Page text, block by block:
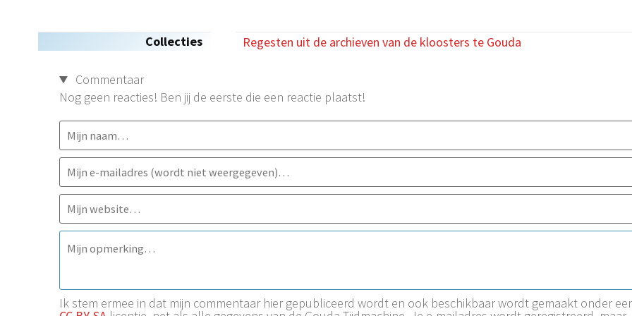
Collecties Regesten uit de archieven van de kloosters te Gouda
Commentaar
Nog geen reacties! Ben jij de eerste die een reactie plaatst!
Ik stem ermee in dat mijn commentaar hier gepubliceerd wordt en ook beschikbaar wordt gemaakt onder